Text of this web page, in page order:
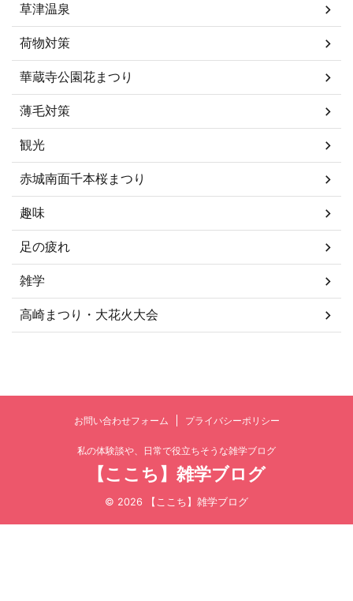
草津温泉
荷物対策
華蔵寺公園花まつり
薄毛対策
観光
赤城南面千本桜まつり
趣味
足の疲れ
雑学
高崎まつり・大花火大会
お問い合わせフォーム プライバシーポリシー
私の体験談や、日常で役立ちそうな雑学ブログ
【ここち】雑学ブログ
© 2026 【ここち】雑学ブログ